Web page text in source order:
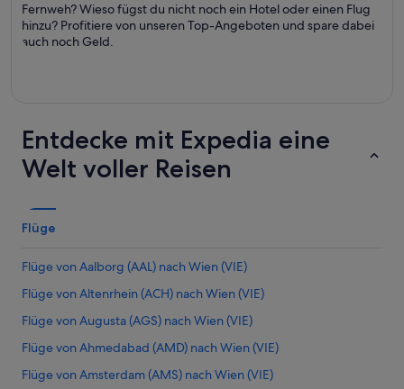
Fernweh? Wieso fügst du nicht noch ein Hotel oder einen Flug
hinzu? Profitiere von unseren Top-Angeboten und spare dabei
auch noch Geld.
Entdecke mit Expedia eine
Welt voller Reisen
Flüge
Flüge von Aalborg (AAL) nach Wien (VIE)
Flüge von Altenrhein (ACH) nach Wien (VIE)
Flüge von Augusta (AGS) nach Wien (VIE)
Flüge von Ahmedabad (AMD) nach Wien (VIE)
Flüge von Amsterdam (AMS) nach Wien (VIE)